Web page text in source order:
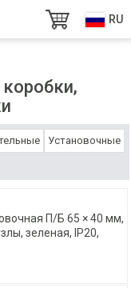
RU
Установочные
П/Б 65 × 40 мм,
зеленая, IP20,